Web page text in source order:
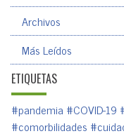
Archivos
Más Leídos
ETIQUETAS
#pandemia #COVID-19
#comorbilidades